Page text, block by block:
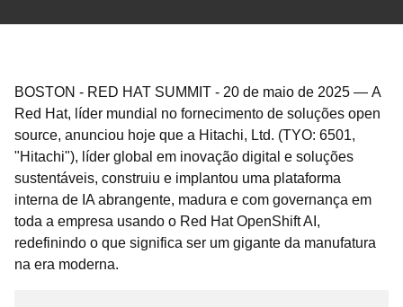
BOSTON - RED HAT SUMMIT - 20 de maio de 2025 — A
Red Hat, líder mundial no fornecimento de soluções open
source, anunciou hoje que a Hitachi, Ltd. (TYO: 6501,
"Hitachi"), líder global em inovação digital e soluções
sustentáveis, construiu e implantou uma plataforma
interna de IA abrangente, madura e com governança em
toda a empresa usando o Red Hat OpenShift AI,
redefinindo o que significa ser um gigante da manufatura
na era moderna.